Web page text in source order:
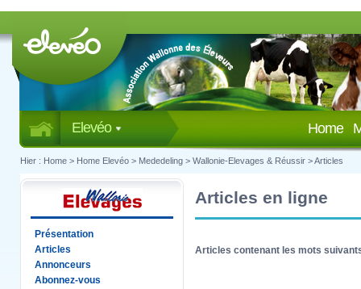
Elevéo Home
Hier : Home > Home Elevéo > Mededeling > Wallonie-Elevages & Réussir >Articles
Présentation
Articles
Annonceurs
Abonnez-vous
Articles en ligne
Articles contenant les mots